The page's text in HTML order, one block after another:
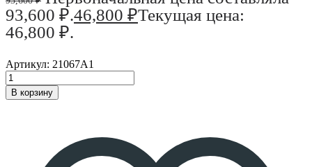
93,600 ₽.46,800 ₽Текущая цена:
46,800 ₽.
Артикул: 21067А1
В корзину